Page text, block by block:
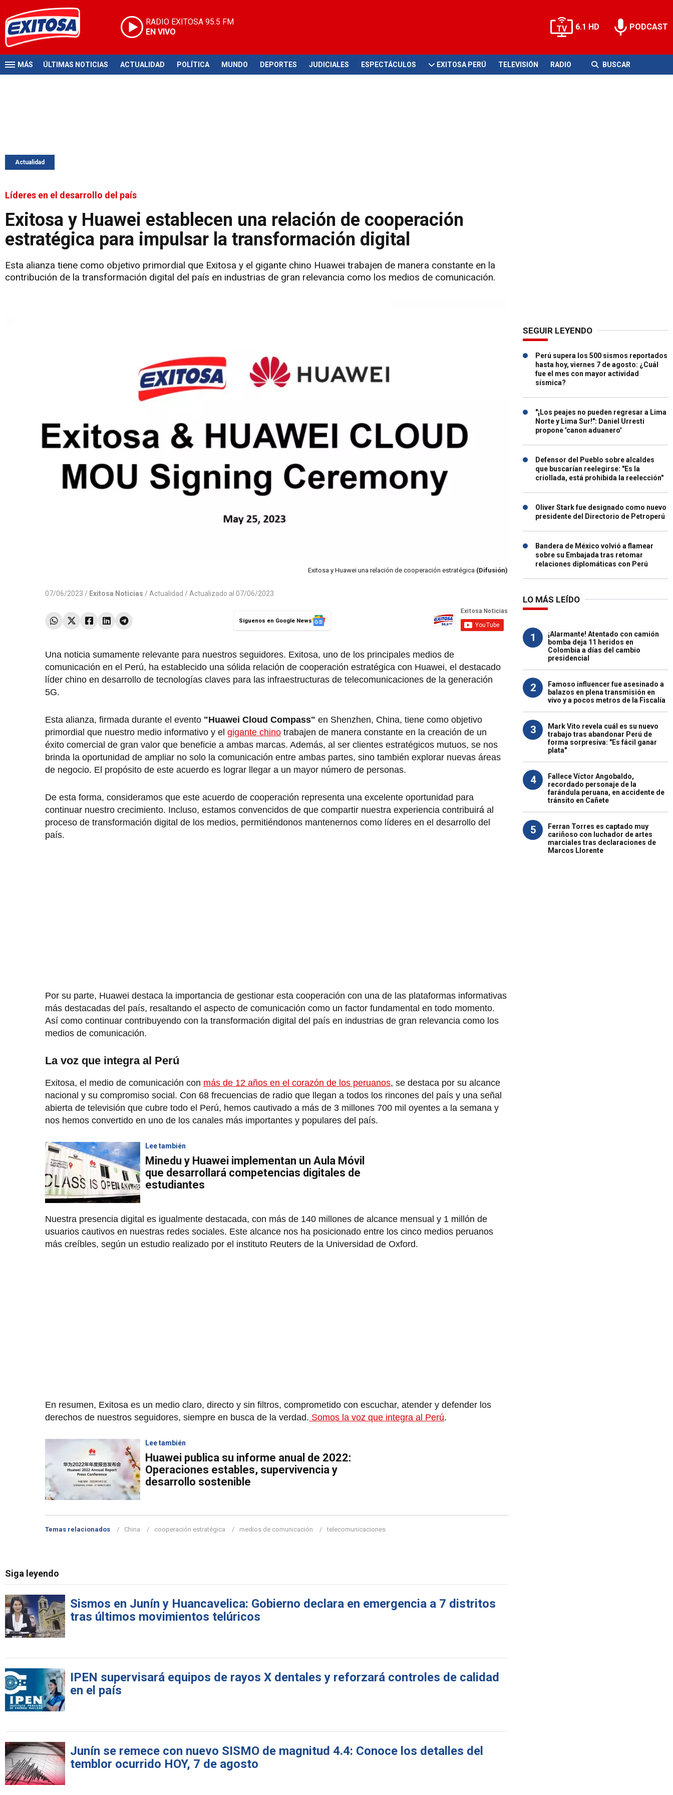
RADIO EXITOSA 95.5 FM
EN VIVO
6.1 HD PODCAST
MÁS ÚLTIMAS NOTICIAS ACTUALIDAD POLÍTICA MUNDO DEPORTES JUDICIALES ESPECTÁCULOS EXITOSA PERÚ TELEVISIÓN RADIO BUSCAR
Actualidad
Líderes en el desarrollo del país
Exitosa y Huawei establecen una relación de cooperación
estratégica para impulsar la transformación digital
Esta alianza tiene como objetivo primordial que Exitosa y el gigante chino Huawei trabajen de manera constante en la
contribución de la transformación digital del país en industrias de gran relevancia como los medios de comunicación.
Exitosa y Huawei una relación de cooperación estratégica (Difusión)
07/06/2023 / Exitosa Noticias / Actualidad / Actualizado al 07/06/2023
Síguenos en Google News
Una noticia sumamente relevante para nuestros seguidores. Exitosa, uno de los principales medios de
comunicación en el Perú, ha establecido una sólida relación de cooperación estratégica con Huawei, el destacado
líder chino en desarrollo de tecnologías claves para las infraestructuras de telecomunicaciones de la generación
5G.
Esta alianza, firmada durante el evento "Huawei Cloud Compass" en Shenzhen, China, tiene como objetivo
primordial que nuestro medio informativo y el gigante chino trabajen de manera constante en la creación de un
éxito comercial de gran valor que beneficie a ambas marcas. Además, al ser clientes estratégicos mutuos, se nos
brinda la oportunidad de ampliar no solo la comunicación entre ambas partes, sino también explorar nuevas áreas
de negocio. El propósito de este acuerdo es lograr llegar a un mayor número de personas.
De esta forma, consideramos que este acuerdo de cooperación representa una excelente oportunidad para
continuar nuestro crecimiento. Incluso, estamos convencidos de que compartir nuestra experiencia contribuirá al
proceso de transformación digital de los medios, permitiéndonos mantenernos como líderes en el desarrollo del
país.
Por su parte, Huawei destaca la importancia de gestionar esta cooperación con una de las plataformas informativas
más destacadas del país, resaltando el aspecto de comunicación como un factor fundamental en todo momento.
Así como continuar contribuyendo con la transformación digital del país en industrias de gran relevancia como los
medios de comunicación.
La voz que integra al Perú
Exitosa, el medio de comunicación con más de 12 años en el corazón de los peruanos, se destaca por su alcance
nacional y su compromiso social. Con 68 frecuencias de radio que llegan a todos los rincones del país y una señal
abierta de televisión que cubre todo el Perú, hemos cautivado a más de 3 millones 700 mil oyentes a la semana y
nos hemos convertido en uno de los canales más importantes y populares del país.
Lee también
Minedu y Huawei implementan un Aula Móvil
que desarrollará competencias digitales de
estudiantes
Nuestra presencia digital es igualmente destacada, con más de 140 millones de alcance mensual y 1 millón de
usuarios cautivos en nuestras redes sociales. Este alcance nos ha posicionado entre los cinco medios peruanos
más creíbles, según un estudio realizado por el instituto Reuters de la Universidad de Oxford.
En resumen, Exitosa es un medio claro, directo y sin filtros, comprometido con escuchar, atender y defender los
derechos de nuestros seguidores, siempre en busca de la verdad. Somos la voz que integra al Perú.
Lee también
Huawei publica su informe anual de 2022:
Operaciones estables, supervivencia y
desarrollo sostenible
Temas relacionados China cooperación estratégica medios de comunicación telecomunicaciones
Siga leyendo
Sismos en Junín y Huancavelica: Gobierno declara en emergencia a 7 distritos
tras últimos movimientos telúricos
IPEN supervisará equipos de rayos X dentales y reforzará controles de calidad
en el país
Junín se remece con nuevo SISMO de magnitud 4.4: Conoce los detalles del
temblor ocurrido HOY, 7 de agosto
SEGUIR LEYENDO
Perú supera los 500 sismos reportados
hasta hoy, viernes 7 de agosto: ¿Cuál
fue el mes con mayor actividad
sísmica?
"¡Los peajes no pueden regresar a Lima
Norte y Lima Sur!": Daniel Urresti
propone 'canon aduanero'
Defensor del Pueblo sobre alcaldes
que buscarían reelegirse: "Es la
criollada, está prohibida la reelección"
Oliver Stark fue designado como nuevo
presidente del Directorio de Petroperú
Bandera de México volvió a flamear
sobre su Embajada tras retomar
relaciones diplomáticas con Perú
LO MÁS LEÍDO
1
¡Alarmante! Atentado con camión
bomba deja 11 heridos en
Colombia a días del cambio
presidencial
2
Famoso influencer fue asesinado a
balazos en plena transmisión en
vivo y a pocos metros de la Fiscalía
3
Mark Vito revela cuál es su nuevo
trabajo tras abandonar Perú de
forma sorpresiva: "Es fácil ganar
plata"
4
Fallece Víctor Angobaldo,
recordado personaje de la
farándula peruana, en accidente de
tránsito en Cañete
5
Ferran Torres es captado muy
cariñoso con luchador de artes
marciales tras declaraciones de
Marcos Llorente